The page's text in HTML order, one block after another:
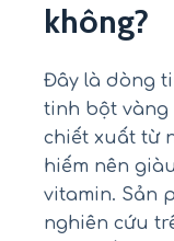
không?
Đây là dòng
tinh bột vàng
chiết xuất từ
hiếm nên
vitamin. Sản
nghiên cứu